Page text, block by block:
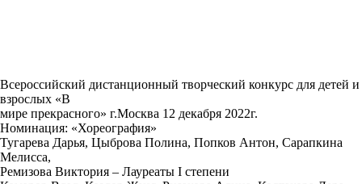
Всероссийский дистанционный творческий конкурс для детей и
взрослых «В
мире прекрасного» г.Москва 12 декабря 2022г.
Номинация: «Хореография»
Тугарева Дарья, Цыброва Полина, Попков Антон, Сарапкина
Мелисса,
Ремизова Виктория – Лауреаты I степени